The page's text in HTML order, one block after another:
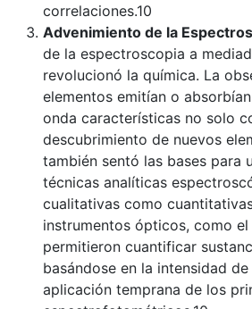
correlaciones.10
Advenimiento de la
de la espectroscopia a
revolucionó la química. La
elementos emitían o
onda características no solo
descubrimiento de nuevos
también sentó las bases para
técnicas analíticas
cualitativas como
instrumentos ópticos, como el
permitieron cuantificar
basándose en la intensidad
aplicación temprana de los